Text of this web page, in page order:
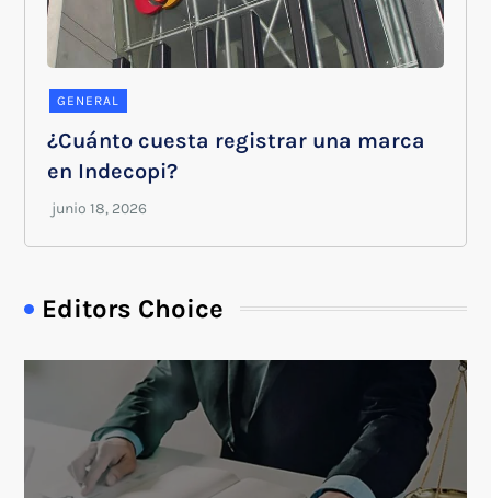
GENERAL
¿Cuánto cuesta registrar una marca
en Indecopi?
Editors Choice